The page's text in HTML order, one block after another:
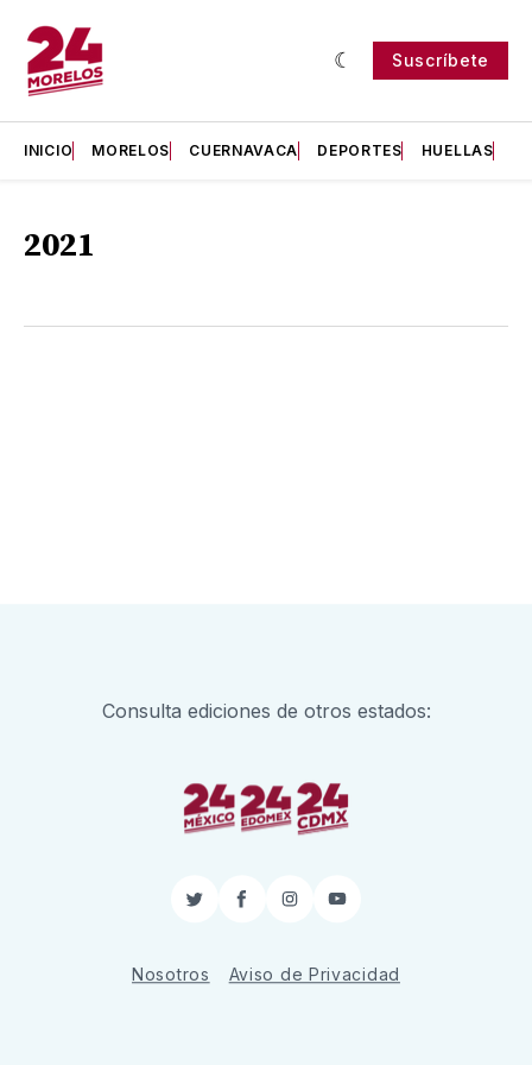
Suscríbete
INICIO MORELOS CUERNAVACA DEPORTES HUELLAS
2021
Consulta ediciones de otros estados:
TwitterFacebook
InstagramYouTube
Nosotros Aviso de Privacidad